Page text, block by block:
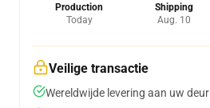
Production
Today
Shipping
Aug. 10
Veilige transactie
Wereldwijde levering aan uw deur